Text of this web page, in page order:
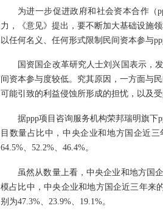
为进一步促进政府和社会资本合作（
力，《意见》提出，要不断加大基础设施
以任何名义、任何形式限制民间资本参与
国资国企改革研究人士刘兴国表示，
间资本参与度较低。究其原因，一方面与
可能引致的利益侵蚀所形成的担忧，以及
据ppp项目咨询服务机构荣邦瑞明旗下
目数量占比中，中央企业和地方国企近
64.5%、52.2%、46.4%。
虽然从数量上看，中央企业和地方国
模占比中，中央企业和地方国企近三年来
别为47.3%、23.9%、19.1%。